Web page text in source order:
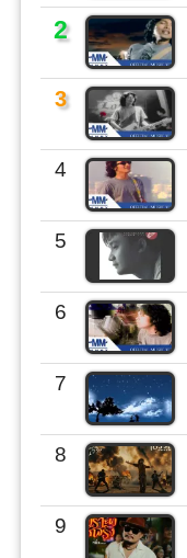
2
3
4
5
6
7
8
9